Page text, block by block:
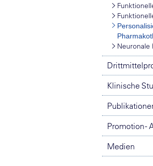
Neuronale
Klinische
Promotion -
Medien